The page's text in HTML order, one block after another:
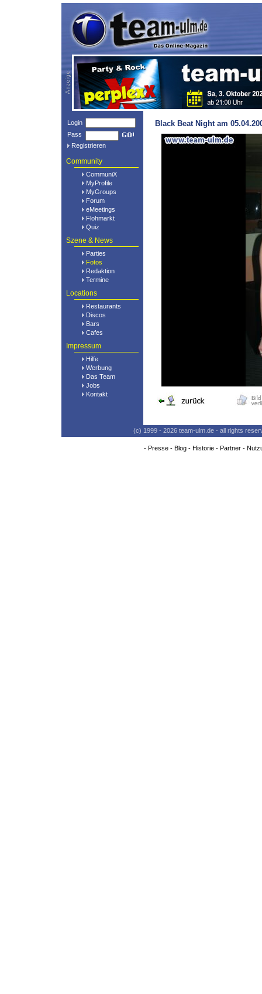
Login
Pass
Registrieren
Community
CommuniX
MyProfile
MyGroups
Forum
eMeetings
Flohmarkt
Quiz
Szene & News
Parties
Fotos
Redaktion
Termine
Locations
Restaurants
Discos
Bars
Cafes
Impressum
Hilfe
Werbung
Das Team
Jobs
Kontakt
Black Beat Night am
(c) 1999 - 2026 team-ulm.de - all rights
- Presse- Blog- Historie- Partner-